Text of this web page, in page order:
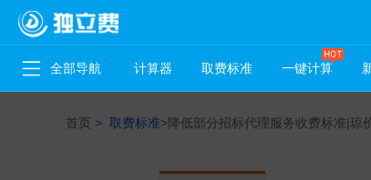
全部导航 计算器 取费标准 一键计算
首页 > 取费标准>降低部分招标代理服务收费标准|琼